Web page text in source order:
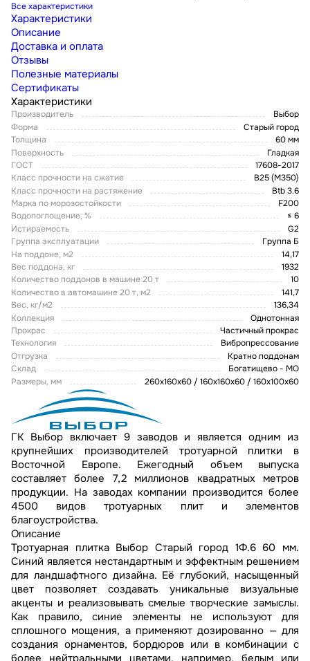
Все характеристики
Характеристики
Описание
Доставка и оплата
Отзывы
Полезные материалы
Сертификаты
Характеристики
Производитель
Выбор
Форма
Старый город
Толщина
60 мм
Поверхность
Гладкая
ГОСТ
17608-2017
Класс прочности на сжатие
В25 (М350)
Класс прочности на растяжение
Btb 3.6
Марка по морозостойкости
F200
Водопоглощение, %
≤ 6
Истираемость
G2
Группа эксплуатации
Группа Б
На поддоне, м2
14,17
Вес поддона, кг
1932
Количество поддонов в машине 20 т
10
Количество в автомашине 20 т, м2
141,7
Вес, кг/м2
136,34
Коллекция
Однотонная
Прокрас
Частичный прокрас
Технология
Вибропрессование
Отгрузка
Кратно поддонам
Склад
Богатищево - МО
Размеры, мм
260х160х60 / 160х160х60 / 160х100х60
ГК Выбор включает 9 заводов и является одним из
крупнейших производителей тротуарной плитки в
Восточной Европе. Ежегодный объем выпуска
составляет более 7,2 миллионов квадратных метров
продукции. На заводах компании производится более
4500 видов тротуарных плит и элементов
благоустройства.
Описание
Тротуарная плитка Выбор Старый город 1Ф.6 60 мм.
Синий является нестандартным и эффектным решением
для ландшафтного дизайна. Её глубокий, насыщенный
цвет позволяет создавать уникальные визуальные
акценты и реализовывать смелые творческие замыслы.
Как правило, синие элементы не используют для
сплошного мощения, а применяют дозированно — для
создания орнаментов, бордюров или в комбинации с
более нейтральными цветами, например, белым или